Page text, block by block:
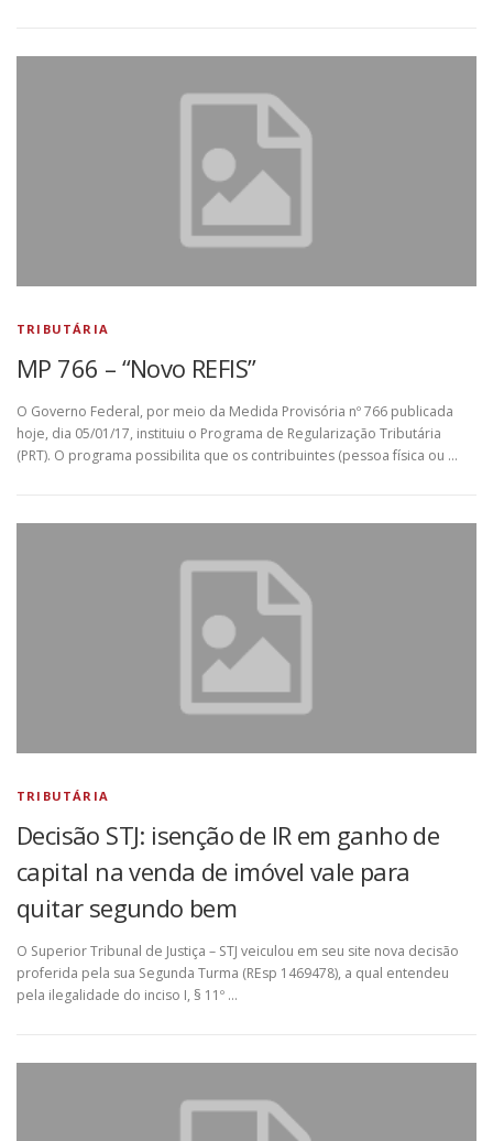
TRIBUTÁRIA
MP 766 – “Novo REFIS”
O Governo Federal, por meio da Medida Provisória nº 766 publicada
hoje, dia 05/01/17, instituiu o Programa de Regularização Tributária
(PRT). O programa possibilita que os contribuintes (pessoa física ou …
TRIBUTÁRIA
Decisão STJ: isenção de IR em ganho de
capital na venda de imóvel vale para
quitar segundo bem
O Superior Tribunal de Justiça – STJ veiculou em seu site nova decisão
proferida pela sua Segunda Turma (REsp 1469478), a qual entendeu
pela ilegalidade do inciso I, § 11º …